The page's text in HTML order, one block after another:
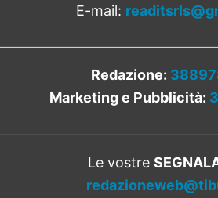
E-mail:
Redazione:
Marketing e Pubblicità:
Le vostre